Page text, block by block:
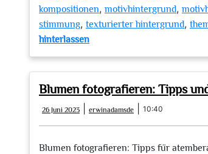
kompositionen, motivhintergrund,
stimmung, texturierter hintergrund,
hinterlassenzu
passenden
Motivhintergrunds
im
Blumen fotografieren: Tipps
26 Juni 2023
Juni
2023
erwinadamsde erwinadamsde
10:40
Blumen fotografieren: Tipps für